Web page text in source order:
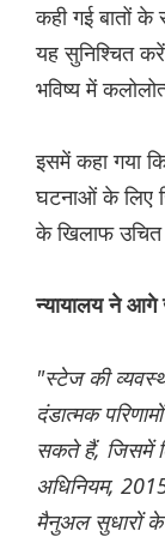
कही गई बातों के
यह सुनिश्चित करें
भविष्य में
इसमें कहा गया
घटनाओं के लिए
के खिलाफ उचित
न्यायालय ने आगे
"स्टेज की
दंडात्मक
सकते हैं, जिसमें
अधिनियम,
मैनुअल सुधारों के